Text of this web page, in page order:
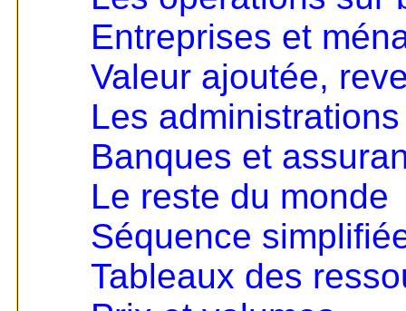
Entreprises et
Valeur ajoutée,
Les
Banques et
Le reste du monde
Séquence
Tableaux des